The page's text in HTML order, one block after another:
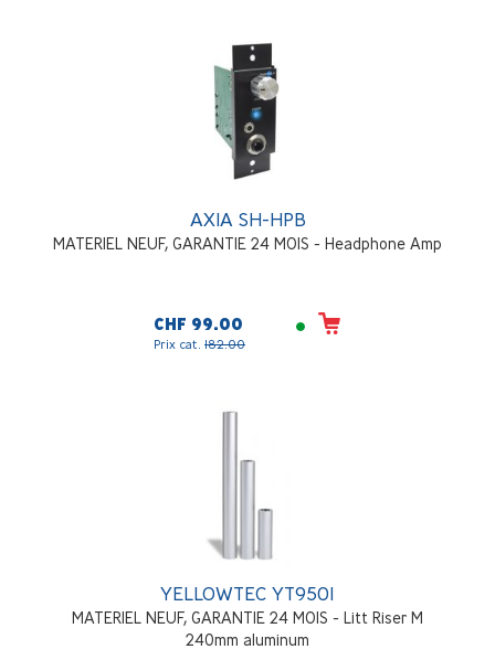
AXIA SH-HPB
MATERIEL NEUF, GARANTIE 24 MOIS - Headphone Amp
CHF 99.00
Prix cat. 182.00
YELLOWTEC YT9501
MATERIEL NEUF, GARANTIE 24 MOIS - Litt Riser M
240mm aluminum